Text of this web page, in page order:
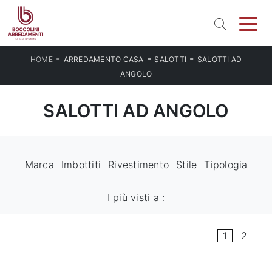
HOME- ARREDAMENTO CASA - SALOTTI - SALOTTI AD
ANGOLO
SALOTTI AD ANGOLO
Marca Imbottiti Rivestimento Stile Tipologia
I più visti a :
1 2